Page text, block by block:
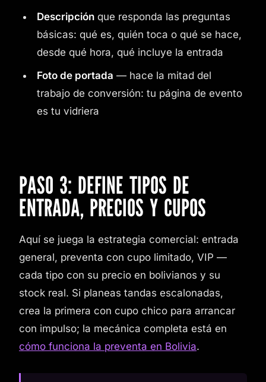
Descripciónque responda las preguntas
básicas: qué es, quién toca o qué se hace,
desde qué hora, qué incluye la entrada
Foto de portada — hace la mitad del
trabajo de conversión: tu página de evento
es tu vidriera
PASO 3: DEFINE TIPOS DE
ENTRADA, PRECIOS Y CUPOS
Aquí se juega la estrategia comercial: entrada
general, preventa con cupo limitado, VIP —
cada tipo con su precio en bolivianos y su
stock real. Si planeas tandas escalonadas,
crea la primera con cupo chico para arrancar
con impulso; la mecánica completa está en
cómo funciona la preventa en Bolivia.